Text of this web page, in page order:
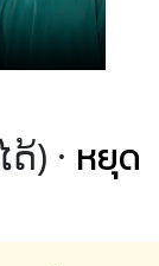
) · หยุด